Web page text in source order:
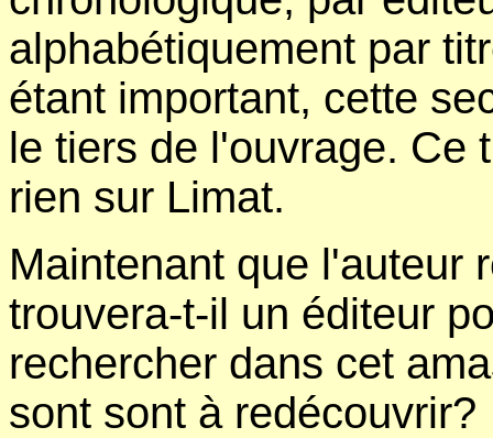
alphabétiquement par
étant important, cette
le tiers de l'ouvrage. Ce
rien sur Limat.
Maintenant que l'auteur
trouvera-t-il un éditeur
rechercher dans cet
sont sont à redécouvrir?